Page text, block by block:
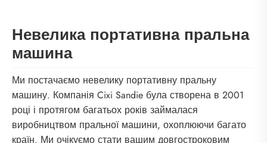
Невелика портативна пральна
машина
Ми постачаємо невелику портативну пральну
машину. Компанія Cixi Sandie була створена в 2001
році і протягом багатьох років займалася
виробництвом пральної машини, охоплюючи багато
країн. Ми очікуємо стати вашим довгостроковим